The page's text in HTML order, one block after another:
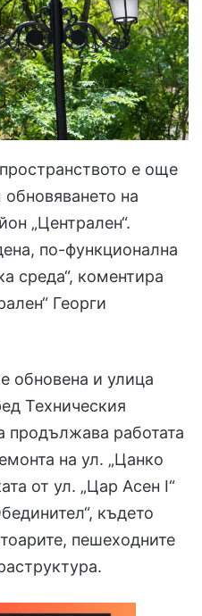
е още
на
„Централен“.
по-функционална
среда“, коментира
Георги
обновена и улица
Техническия
продължава работата
на ул. „Цанко
от ул. „Цар Асен I“
където
пешеходните